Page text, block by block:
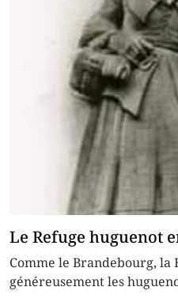
Le Refuge huguenot
Comme le Brandebourg, la
généreusement les